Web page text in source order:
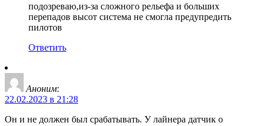
подозреваю,из-за сложного рельефа и больших
перепадов высот система не смогла предупредить
пилотов
Ответить
Аноним:
22.02.2023 в 21:28
Он и не должен был срабатывать. У лайнера датчик о